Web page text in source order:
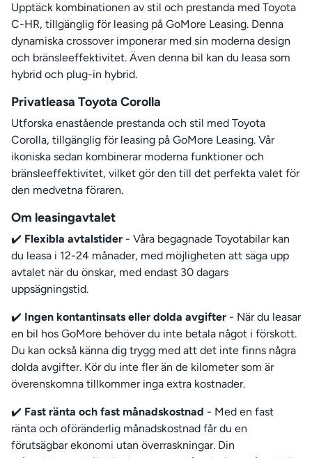
Upptäck kombinationen av stil och prestanda med Toyota
C-HR, tillgänglig för leasing på GoMore Leasing. Denna
dynamiska crossover imponerar med sin moderna design
och bränsleeffektivitet. Även denna bil kan du leasa som
hybrid och plug-in hybrid.
Privatleasa Toyota Corolla
Utforska enastående prestanda och stil med Toyota
Corolla, tillgänglig för leasing på GoMore Leasing. Vår
ikoniska sedan kombinerar moderna funktioner och
bränsleeffektivitet, vilket gör den till det perfekta valet för
den medvetna föraren.
Om leasingavtalet
✔️ Flexibla avtalstider - Våra begagnade Toyotabilar kan
du leasa i 12-24 månader, med möjligheten att säga upp
avtalet när du önskar, med endast 30 dagars
uppsägningstid.
✔️ Ingen kontantinsats eller dolda avgifter - När du leasar
en bil hos GoMore behöver du inte betala något i förskott.
Du kan också känna dig trygg med att det inte finns några
dolda avgifter. Kör du inte fler än de kilometer som är
överenskomna tillkommer inga extra kostnader.
✔️ Fast ränta och fast månadskostnad - Med en fast
ränta och oföränderlig månadskostnad får du en
förutsägbar ekonomi utan överraskningar. Din